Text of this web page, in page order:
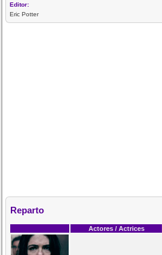
Editor:
Eric Potter
Reparto
Actores / Actrices